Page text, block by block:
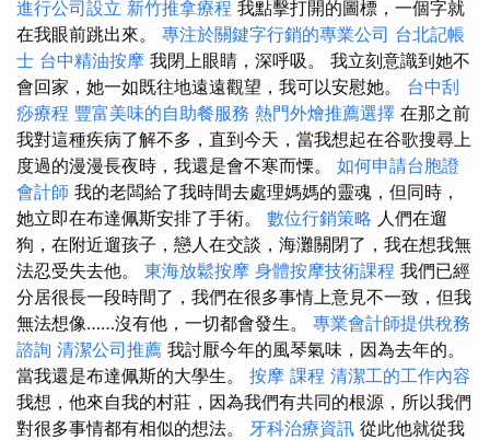
進行公司設立 新竹推拿療程 我點擊打開的圖標，一個字就
在我眼前跳出來。 專注於關鍵字行銷的專業公司 台北記帳
士 台中精油按摩 我閉上眼睛，深呼吸。 我立刻意識到她不
會回家，她一如既往地遠遠觀望，我可以安慰她。 台中刮
痧療程 豐富美味的自助餐服務 熱門外燴推薦選擇 在那之前
我對這種疾病了解不多，直到今天，當我想起在谷歌搜尋上
度過的漫漫長夜時，我還是會不寒而慄。 如何申請台胞證
會計師 我的老闆給了我時間去處理媽媽的靈魂，但同時，
她立即在布達佩斯安排了手術。 數位行銷策略 人們在遛
狗，在附近遛孩子，戀人在交談，海灘關閉了，我在想我無
法忍受失去他。 東海放鬆按摩 身體按摩技術課程 我們已經
分居很長一段時間了，我們在很多事情上意見不一致，但我
無法想像……沒有他，一切都會發生。 專業會計師提供稅務
諮詢 清潔公司推薦 我討厭今年的風琴氣味，因為去年的。
當我還是布達佩斯的大學生。 按摩 課程 清潔工的工作內容
我想，他來自我的村莊，因為我們有共同的根源，所以我們
對很多事情都有相似的想法。 牙科治療資訊 從此他就從我